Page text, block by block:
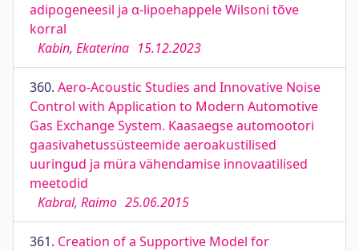
adipogeneesil ja α-lipoehappele Wilsoni tõve
korral
Kabin, Ekaterina 15.12.2023
360. Aero-Acoustic Studies and Innovative Noise
Control with Application to Modern Automotive
Gas Exchange System. Kaasaegse automootori
gaasivahetussüsteemide aeroakustilised
uuringud ja müra vähendamise innovaatilised
meetodid
Kabral, Raimo 25.06.2015
361. Creation of a Supportive Model for